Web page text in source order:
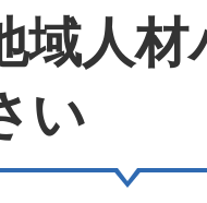
域人
い